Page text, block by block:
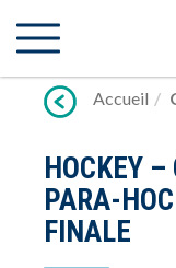
vers
Accueil
HOCKEY
PARA-
FINALE